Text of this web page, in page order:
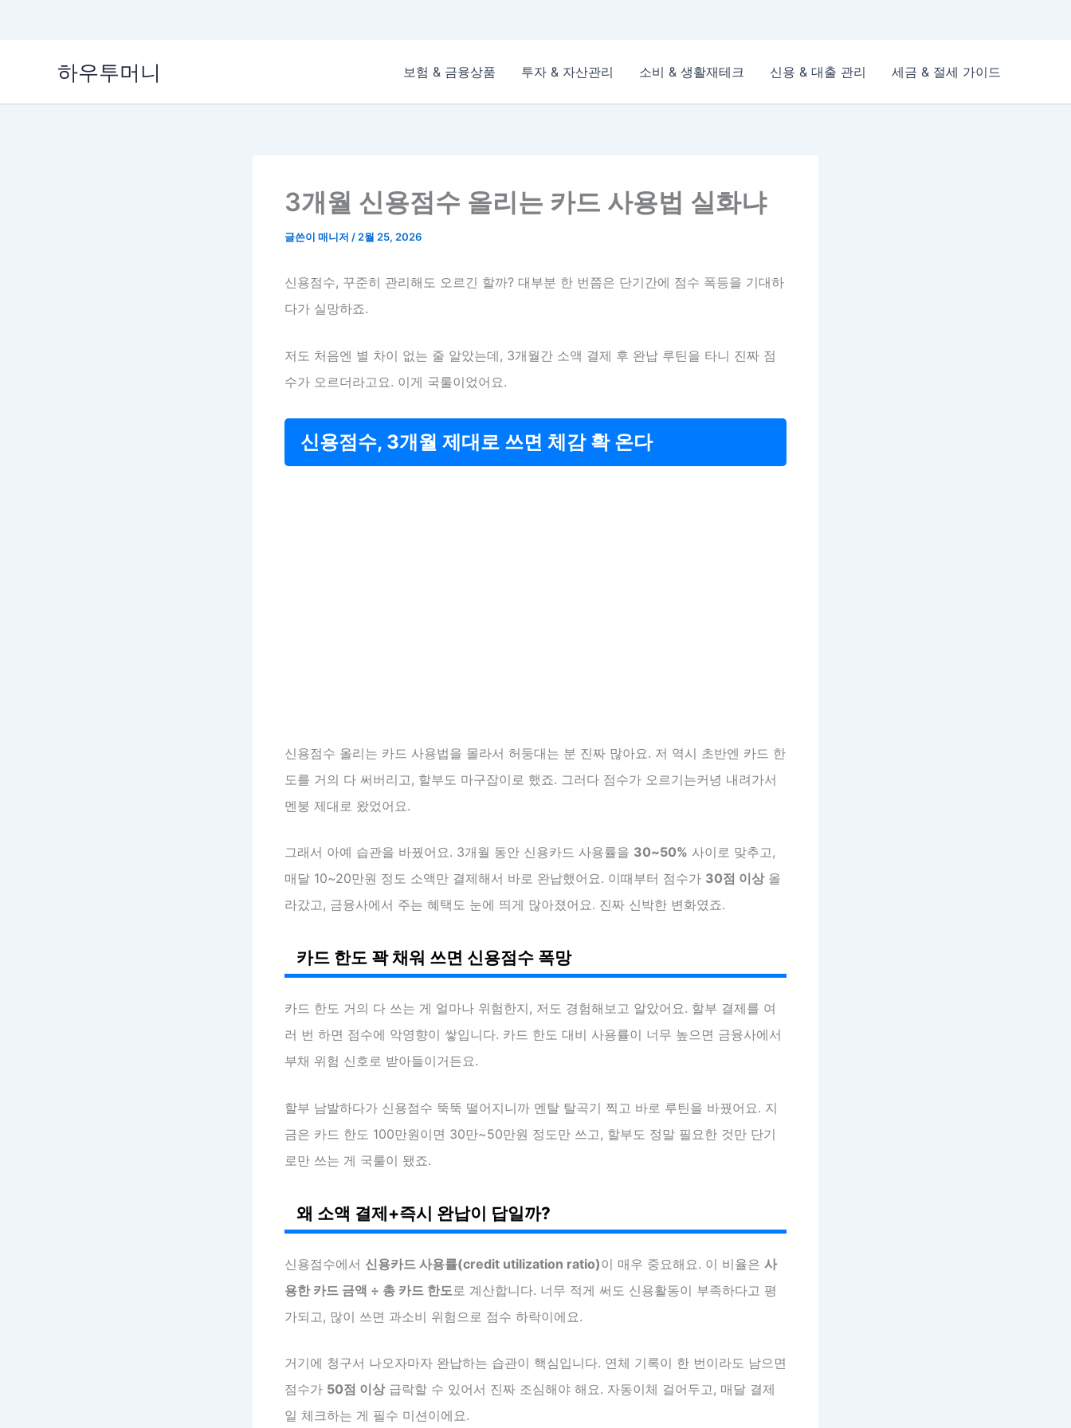
하우투머니 보험 & 금융상품 투자 & 자산관리 소비 & 생활재테크 신용 & 대출 관리 세금 & 절세 가이드
3개월 신용점수 올리는 카드 사용법 실화냐
글쓴이 매니저 / 2월 25, 2026
신용점수, 꾸준히 관리해도 오르긴 할까? 대부분 한 번쯤은 단기간에 점수 폭등을 기대하
다가 실망하죠.
저도 처음엔 별 차이 없는 줄 알았는데, 3개월간 소액 결제 후 완납 루틴을 타니 진짜 점
수가 오르더라고요. 이게 국룰이었어요.
신용점수, 3개월 제대로 쓰면 체감 확 온다
신용점수 올리는 카드 사용법을 몰라서 허둥대는 분 진짜 많아요. 저 역시 초반엔 카드 한
도를 거의 다 써버리고, 할부도 마구잡이로 했죠. 그러다 점수가 오르기는커녕 내려가서
멘붕 제대로 왔었어요.
그래서 아예 습관을 바꿨어요. 3개월 동안 신용카드 사용률을 30~50% 사이로 맞추고,
매달 10~20만원 정도 소액만 결제해서 바로 완납했어요. 이때부터 점수가 30점 이상올
라갔고, 금융사에서 주는 혜택도 눈에 띄게 많아졌어요. 진짜 신박한 변화였죠.
카드 한도 꽉 채워 쓰면 신용점수 폭망
카드 한도 거의 다 쓰는 게 얼마나 위험한지, 저도 경험해보고 알았어요. 할부 결제를 여
러 번 하면 점수에 악영향이 쌓입니다. 카드 한도 대비 사용률이 너무 높으면 금융사에서
부채 위험 신호로 받아들이거든요.
할부 남발하다가 신용점수 뚝뚝 떨어지니까 멘탈 탈곡기 찍고 바로 루틴을 바꿨어요. 지
금은 카드 한도 100만원이면 30만~50만원 정도만 쓰고, 할부도 정말 필요한 것만 단기
로만 쓰는 게 국룰이 됐죠.
왜 소액 결제+즉시 완납이 답일까?
신용점수에서 신용카드 사용률(credit utilization ratio)이 매우 중요해요. 이 비율은 사
용한 카드 금액 ÷ 총 카드 한도 로 계산합니다. 너무 적게 써도 신용활동이 부족하다고 평
가되고, 많이 쓰면 과소비 위험으로 점수 하락이에요.
거기에 청구서 나오자마자 완납하는 습관이 핵심입니다. 연체 기록이 한 번이라도 남으면
점수가 50점 이상급락할 수 있어서 진짜 조심해야 해요. 자동이체 걸어두고, 매달 결제
일 체크하는 게 필수 미션이에요.